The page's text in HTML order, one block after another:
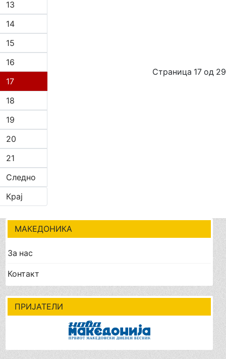
13
14
15
16
17
18
19
20
21
Следно
Крај
Страница 17 од 29
МАКЕДОНИКА
За нас
Контакт
ПРИЈАТЕЛИ